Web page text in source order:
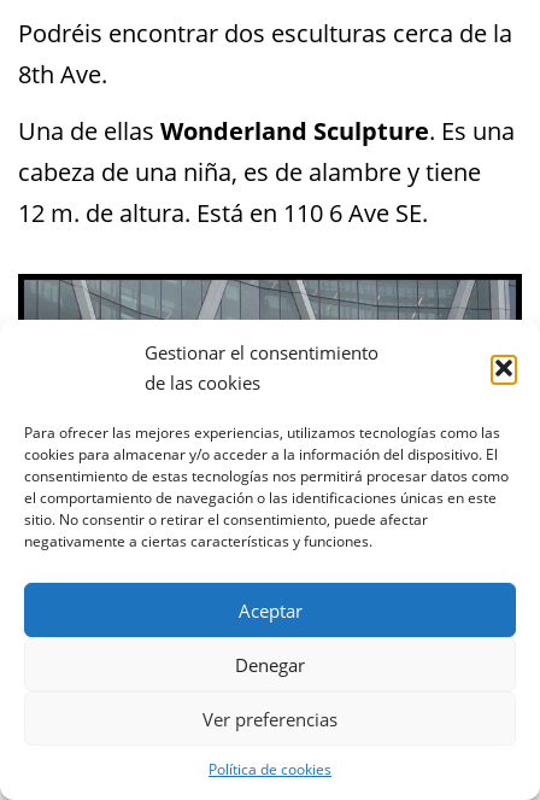
Gestionar el consentimiento
de las cookies
Para ofrecer las mejores experiencias, utilizamos tecnologías como las
cookies para almacenar y/o acceder a la información del dispositivo. El
consentimiento de estas tecnologías nos permitirá procesar datos como
el comportamiento de navegación o las identificaciones únicas en este
sitio. No consentir o retirar el consentimiento, puede afectar
negativamente a ciertas características y funciones.
Aceptar
Denegar
Ver preferencias
Política de cookies
Podréis encontrar dos esculturas cerca de la
8th Ave.
Una de ellas Wonderland Sculpture. Es una
cabeza de una niña, es de alambre y tiene
12 m. de altura. Está en 110 6 Ave SE.